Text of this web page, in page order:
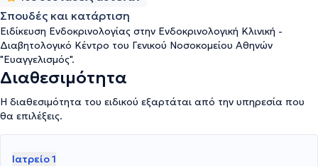
Σπουδές και κατάρτιση
Ειδίκευση Ενδοκρινολογίας στην Ενδοκρινολογική Κλινική -
Διαβητολογικό Κέντρο του Γενικού Νοσοκομείου Αθηνών
"Ευαγγελισμός".
Διαθεσιμότητα
Η διαθεσιμότητα του ειδικού εξαρτάται από την υπηρεσία που
θα επιλέξεις.
Ιατρείο 1